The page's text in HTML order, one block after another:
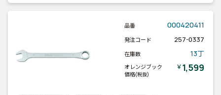
品番 000420411
発注コード 257-0337
在庫数 13丁
オレンジブック
価格(税抜)
￥1,599